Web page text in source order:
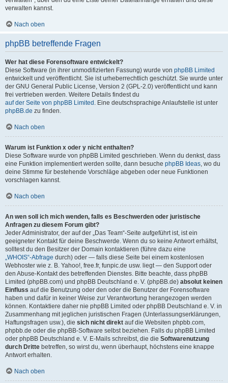
verwalten kannst.
Nach oben
phpBB betreffende Fragen
Wer hat diese Forensoftware entwickelt?
Diese Software (in ihrer unmodifizierten Fassung) wurde von phpBB Limited
entwickelt und veröffentlicht. Sie ist urheberrechtlich geschützt. Sie wurde unter
der GNU General Public License, Version 2 (GPL-2.0) veröffentlicht und kann
frei vertrieben werden. Weitere Details findest du
auf der Seite von phpBB Limited . Eine deutschsprachige Anlaufstelle ist unter
phpBB.de zu finden.
Nach oben
Warum ist Funktion x oder y nicht enthalten?
Diese Software wurde von phpBB Limited geschrieben. Wenn du denkst, dass
eine Funktion implementiert werden sollte, dann besuche phpBB Ideas , wo du
deine Stimme für bestehende Vorschläge abgeben oder neue Funktionen
vorschlagen kannst.
Nach oben
An wen soll ich mich wenden, falls es Beschwerden oder juristische
Anfragen zu diesem Forum gibt?
Jeder Administrator, der auf der „Das Team“-Seite aufgeführt ist, ist ein
geeigneter Kontakt für deine Beschwerde. Wenn du so keine Antwort erhältst,
solltest du den Besitzer der Domain kontaktieren (führe dazu eine
„WHOIS“-Abfrage durch) oder — falls diese Seite bei einem kostenlosen
Webhoster wie z. B. Yahoo!, free.fr, funpic.de usw. liegt — den Support oder
den Abuse-Kontakt des betreffenden Dienstes. Bitte beachte, dass phpBB
Limited (phpBB.com) und phpBB Deutschland e. V. (phpBB.de) absolut keinen
Einfluss auf die Benutzung oder den oder die Benutzer der Forensoftware
haben und dafür in keiner Weise zur Verantwortung herangezogen werden
können. Kontaktiere daher nie phpBB Limited oder phpBB Deutschland e. V. in
Zusammenhang mit jeglichen juristischen Fragen (Unterlassungserklärungen,
Haftungsfragen usw.), die sich nicht direkt auf die Websiten phpbb.com,
phpbb.de oder die phpBB-Software selbst beziehen. Falls du phpBB Limited
oder phpBB Deutschland e. V. E-Mails schreibst, die die Softwarenutzung
durch Dritte betreffen, so wirst du, wenn überhaupt, höchstens eine knappe
Antwort erhalten.
Nach oben